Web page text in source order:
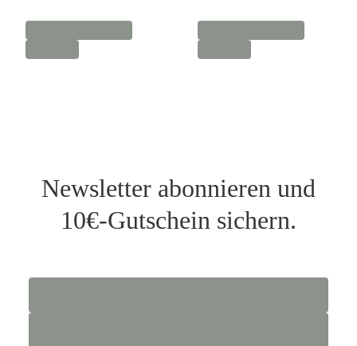
Newsletter abonnieren und
10€-Gutschein sichern.